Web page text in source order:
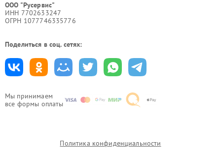
Мы принимаем
все формы оплаты
ООО "Русервис"
ИНН 7702633247
ОГРН 1077746335776
Поделиться в соц. сетях:
Политика конфиденциальности